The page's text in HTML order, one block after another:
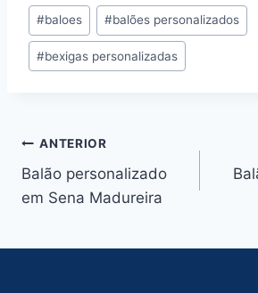
Tags
do
Post:
#baloes #balões personalizados
#bexigas personalizadas
Navegação
de
ANTERIOR
Balão personalizado
em Sena Madureira